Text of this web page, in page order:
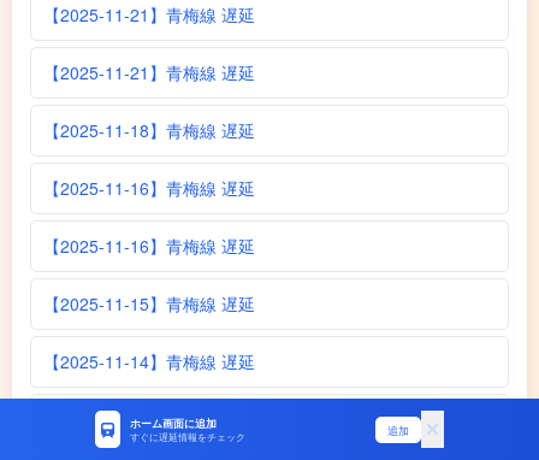
【2025-11-21】青梅線 遅延
【2025-11-21】青梅線 遅延
【2025-11-18】青梅線 遅延
【2025-11-16】青梅線 遅延
【2025-11-16】青梅線 遅延
【2025-11-15】青梅線 遅延
【2025-11-14】青梅線 遅延
【2025-11-13】青梅線 遅延
ホーム画面に追加
すぐに遅延情報をチェック 追加